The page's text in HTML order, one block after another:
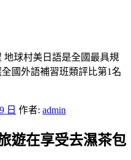
地球村美日語是全國最具規
國外語補習班類評比第1名
日 作者: admin
遊在享受去濕茶包